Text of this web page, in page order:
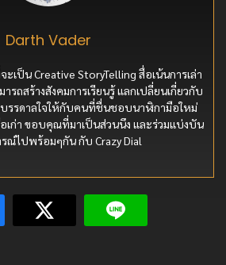
Darth Vader
ะเป็น Creative StoryTelling สื่อเน้นการเล่า
ารถสร้างสังคมการเรียนรู้ แลกเปลี่ยนเกี่ยวกับ
บรรดาลใจให้กับคนที่ชื่นชอบนาฬิกามือใหม่
เก่า ขอบคุณที่มาเป็นส่วนนึง และร่วมแบ่งบัน
ณ์ไปพร้อมๆกัน กับ Crazy Dial